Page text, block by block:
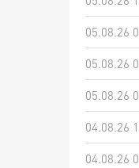
05.08.26
05.08.26
05.08.26
04.08.26
04.08.26